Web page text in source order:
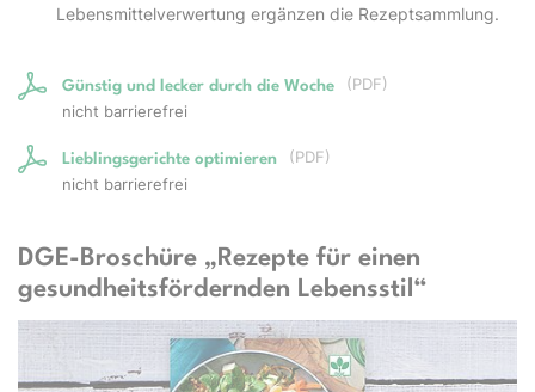
Lebensmittelverwertung ergänzen die Rezeptsammlung.
Günstig und lecker durch die Woche (PDF)
nicht barrierefrei
Lieblingsgerichte optimieren (PDF)
nicht barrierefrei
DGE-Broschüre „Rezepte für einen
gesundheitsfördernden Lebensstil“